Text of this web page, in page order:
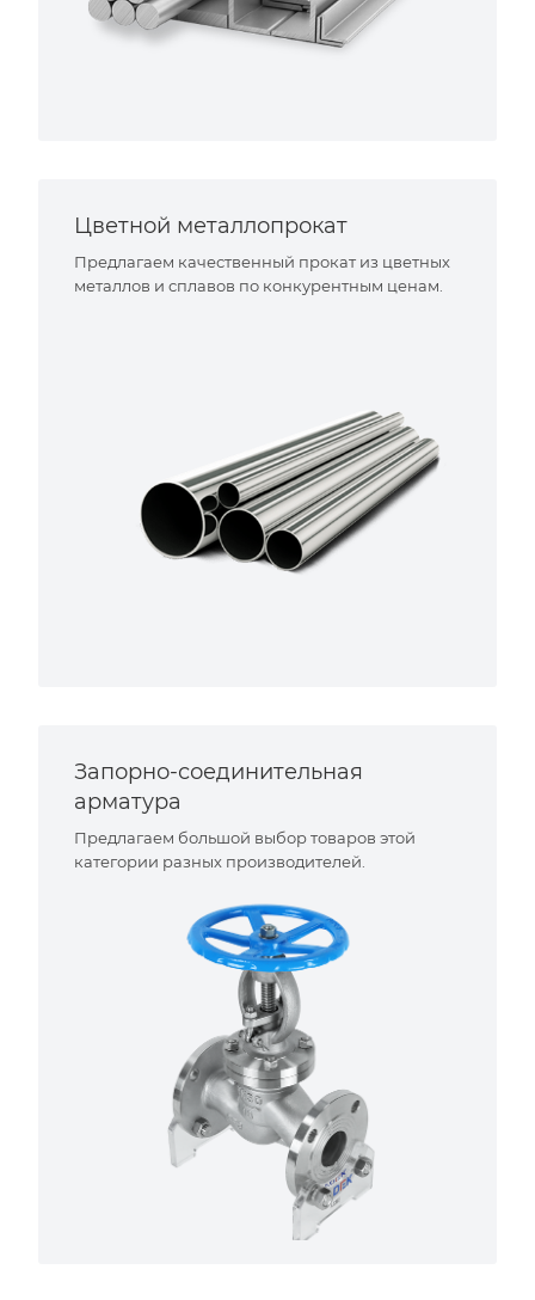
Цветной металлопрокат
Предлагаем качественный прокат из цветных
металлов и сплавов по конкурентным ценам.
Запорно-соединительная
арматура
Предлагаем большой выбор товаров этой
категории разных производителей.